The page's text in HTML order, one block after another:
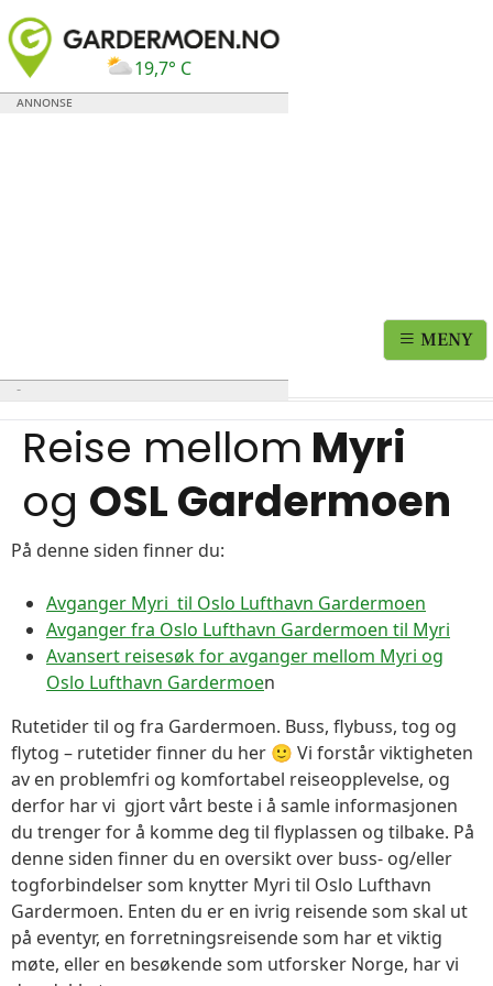
19,7° C
MENY
Reise mellom Myri
og OSL Gardermoen
På denne siden finner du:
Avganger Myri til Oslo Lufthavn Gardermoen
Avganger fra Oslo Lufthavn Gardermoen til Myri
Avansert reisesøk for avganger mellom Myri og
Oslo Lufthavn Gardermoen
Rutetider til og fra Gardermoen. Buss, flybuss, tog og
flytog – rutetider finner du her 🙂 Vi forstår viktigheten
av en problemfri og komfortabel reiseopplevelse, og
derfor har vi gjort vårt beste i å samle informasjonen
du trenger for å komme deg til flyplassen og tilbake. På
denne siden finner du en oversikt over buss- og/eller
togforbindelser som knytter Myri til Oslo Lufthavn
Gardermoen. Enten du er en ivrig reisende som skal ut
på eventyr, en forretningsreisende som har et viktig
møte, eller en besøkende som utforsker Norge, har vi